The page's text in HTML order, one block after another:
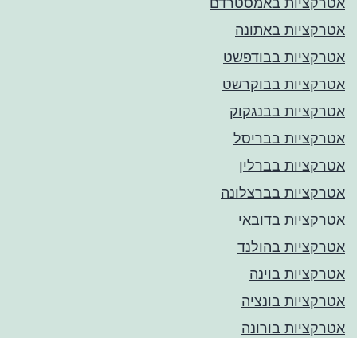
אטרקציות באתונה
אטרקציות בבודפשט
אטרקציות בבוקרשט
אטרקציות בבנגקוק
אטרקציות בבריסל
אטרקציות בברלין
אטרקציות בברצלונה
אטרקציות בדובאי
אטרקציות בהולנד
אטרקציות בוינה
אטרקציות בונציה
אטרקציות בורונה